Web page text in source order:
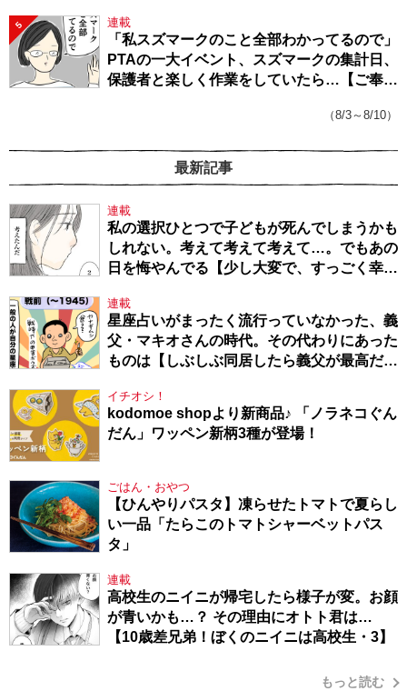
5 連載
「私スズマークのこと全部わかってるので」
PTAの一大イベント、スズマークの集計日、
保護者と楽しく作業をしていたら…【ご奉仕
（8/3～8/10）
最新記事
連載
私の選択ひとつで子どもが死んでしまうかも
しれない。考えて考えて考えて…。でもあの
日を悔やんでる【少し大変で、すっごく幸せ
～・54】
連載
星座占いがまったく流行っていなかった、義
父・マキオさんの時代。その代わりにあった
ものは【しぶしぶ同居したら義父が最高だっ
イチオシ！
kodomoe shopより新商品♪ 「ノラネコぐん
だん」ワッペン新柄3種が登場！
ごはん・おやつ
【ひんやりパスタ】凍らせたトマトで夏らし
い一品「たらこのトマトシャーベットパス
タ」
連載
高校生のニイニが帰宅したら様子が変。お顔
が青いかも…？ その理由にオトト君は…
【10歳差兄弟！ぼくのニイニは高校生・3】
もっと読む